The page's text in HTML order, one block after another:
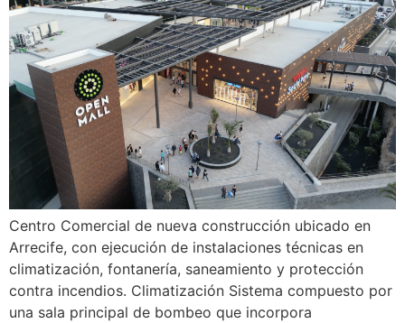
Centro Comercial de nueva construcción ubicado en
Arrecife, con ejecución de instalaciones técnicas en
climatización, fontanería, saneamiento y protección
contra incendios. Climatización Sistema compuesto por
una sala principal de bombeo que incorpora